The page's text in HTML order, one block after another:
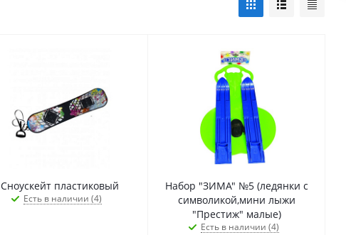
Сноускейт пластиковый
Есть в наличии (4)
Набор "ЗИМА" №5 (ледянки с
символикой,мини лыжи
"Престиж" малые)
Есть в наличии (4)